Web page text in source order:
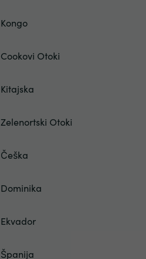
Kongo
Cookovi Otoki
Kitajska
Zelenortski Otoki
Češka
Dominika
Ekvador
Španija